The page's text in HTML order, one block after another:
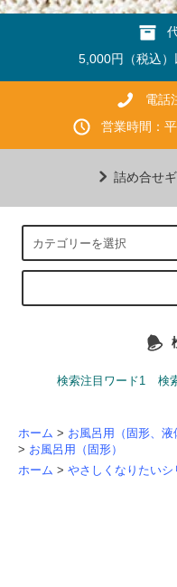
5,000円（税込
電話
営業時間：
詰め合せ
検索注目ワード1 検
ホーム > お風呂用（固形、
> お風呂用（固形）
ホーム > やさしくなりたいシ